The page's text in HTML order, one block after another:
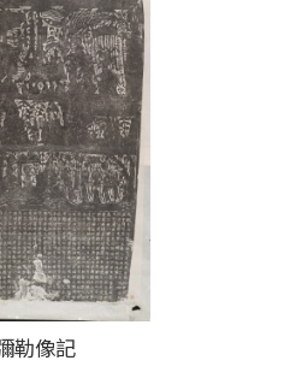
勒像記